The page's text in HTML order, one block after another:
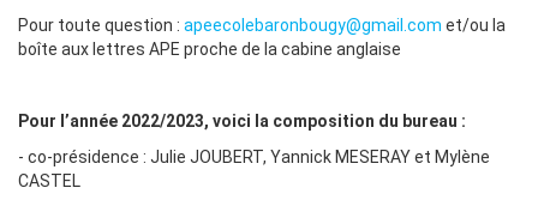
Pour toute question : apeecolebaronbougy@gmail.com et/ou la
boîte aux lettres APE proche de la cabine anglaise
Pour l’année 2022/2023, voici la composition du bureau :
- co-présidence : Julie JOUBERT, Yannick MESERAY et Mylène
CASTEL